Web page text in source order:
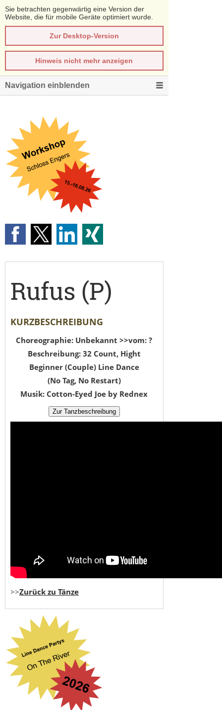
Sie betrachten gegenwärtig eine Version der
Website, die für mobile Geräte optimiert wurde.
Zur Desktop-Version
Hinweis nicht mehr anzeigen
Navigation einblenden
Rufus (P)
KURZBESCHREIBUNG
Choreographie: Unbekannt >>vom: ?
Beschreibung: 32 Count, Hight
Beginner (Couple) Line Dance
(No Tag, No Restart)
Musik: Cotton-Eyed Joe by Rednex
>>Zurück zu Tänze